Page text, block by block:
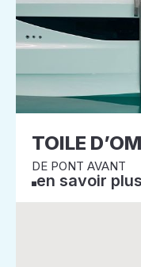
TOILE
DE PONT AVANT
en savoir plus